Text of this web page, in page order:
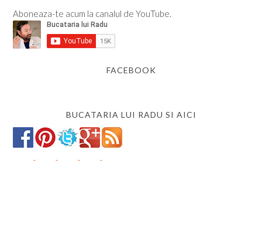
Aboneaza-te acum la canalul de YouTube.
FACEBOOK
BUCATARIA LUI RADU SI AICI